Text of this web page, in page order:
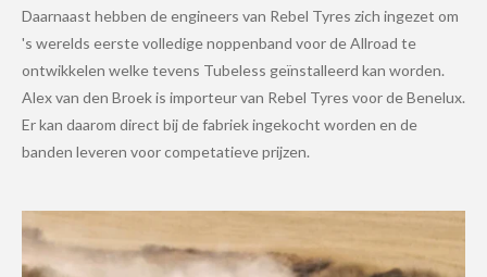
Daarnaast hebben de engineers van Rebel Tyres zich ingezet om
's werelds eerste volledige noppenband voor de Allroad te
ontwikkelen welke tevens Tubeless geïnstalleerd kan worden.
Alex van den Broek is importeur van Rebel Tyres voor de Benelux.
Er kan daarom direct bij de fabriek ingekocht worden en de
banden leveren voor competatieve prijzen.